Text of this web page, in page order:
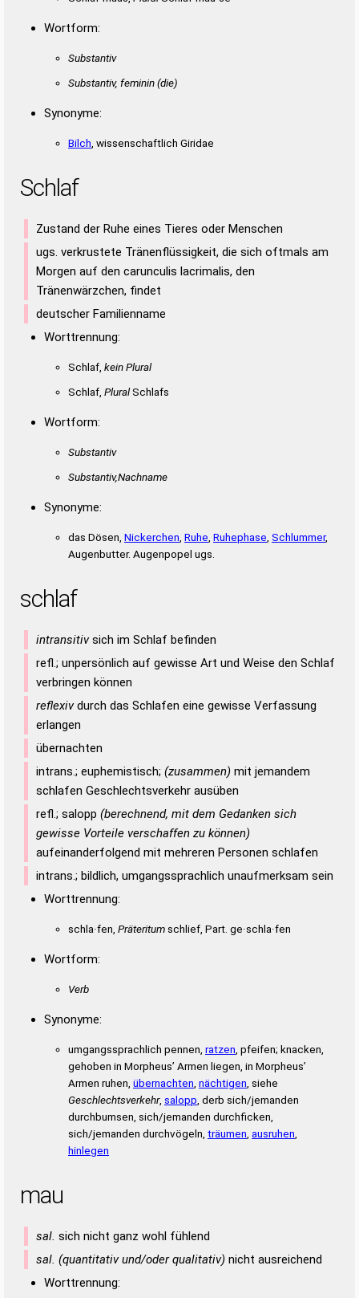
Wortform:
Substantiv
Substantiv, feminin(die)
Synonyme:
Bilch , wissenschaftlich Giridae
Schlaf
Zustand der Ruhe eines Tieres oder Menschen
ugs. verkrustete Tränenflüssigkeit, die sich oftmals am
Morgen auf den carunculis lacrimalis, den
Tränenwärzchen, findet
deutscher Familienname
Worttrennung:
Schlaf, kein Plural
Schlaf, PluralSchlafs
Wortform:
Substantiv
Substantiv,Nachname
Synonyme:
das Dösen, Nickerchen Ruhe Ruhephase Schlummer,
Augenbutter. Augenpopel ugs.
schlaf
intransitivsich im Schlaf befinden
refl.; unpersönlich auf gewisse Art und Weise den Schlaf
verbringen können
reflexivdurch das Schlafen eine gewisse Verfassung
erlangen
übernachten
intrans.; euphemistisch; (zusammen) mit jemandem
schlafen Geschlechtsverkehr ausüben
refl.; salopp (berechnend, mit dem Gedanken sich
gewisse Vorteile verschaffen zu können)
aufeinanderfolgend mit mehreren Personen schlafen
intrans.; bildlich, umgangssprachlich unaufmerksam sein
Worttrennung:
schla·fen, Präteritum schlief, Part. ge·schla·fen
Wortform:
Verb
Synonyme:
umgangssprachlich pennen, ratzen , pfeifen; knacken,
gehoben in Morpheus’ Armen liegen, in Morpheus’
Armen ruhen, übernachten nächtigen , siehe
Geschlechtsverkehr, salopp , derb sich/jemanden
durchbumsen, sich/jemanden durchficken,
sich/jemanden durchvögeln, träumen ausruhen
hinlegen
mau
sal. sich nicht ganz wohl fühlend
sal. (quantitativ und/oder qualitativ) nicht ausreichend
Worttrennung: